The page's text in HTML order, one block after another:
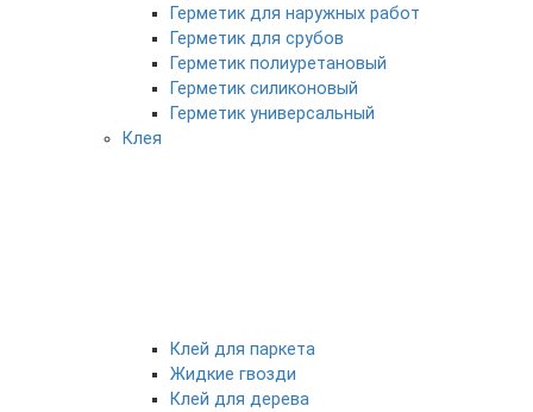
Герметик для наружных работ
Герметик для срубов
Герметик полиуретановый
Герметик силиконовый
Герметик универсальный
Клея
Клей для паркета
Жидкие гвозди
Клей для дерева